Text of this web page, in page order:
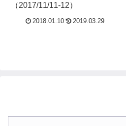
（2017/11/11-12）
2018.01.10 2019.03.29